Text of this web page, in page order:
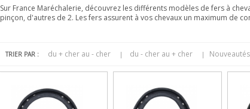
Sur France Maréchalerie, découvrez les différents modèles de fers à
pinçon, d'autres de 2. Les fers assurent à vos chevaux un maximum de
TRIER PAR : du + cher au - cher | du - cher au + cher | Nouveautés